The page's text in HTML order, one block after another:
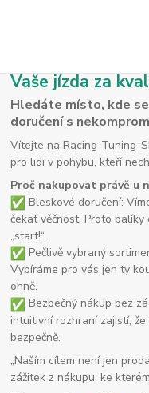
Vaše jízda za
Hledáte místo, kde
doručení s
Vítejte na Racing-Tuning-
pro lidi v pohybu, kteří
Proč nakupovat právě u
Bleskové doručení:
čekat věčnost. Proto
„start!“.
Pečlivě vybraný
Vybíráme pro vás jen ty
ohně.
Bezpečný nákup bez
intuitivní rozhraní zajistí,
bezpečně.
„Naším cílem není jen
zážitek z nákupu, ke